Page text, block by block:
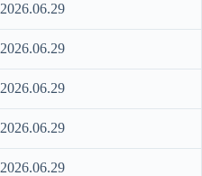
2026.06.29
2026.06.29
2026.06.29
2026.06.29
2026.06.29